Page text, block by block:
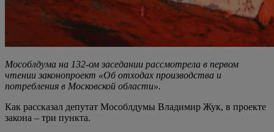
Мособлдума на 132-ом заседании рассмотрела в первом
чтении законопроект «Об отходах производства и
потребления в Московской области».
Как рассказал депутат Мособлдумы Владимир Жук, в проекте
закона – три пункта.